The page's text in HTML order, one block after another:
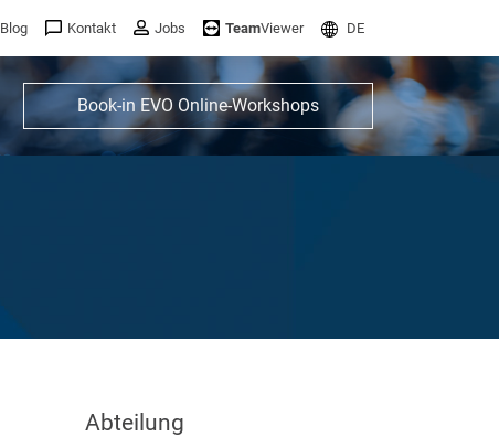
Blog Kontakt Jobs TeamViewer DE
Book-in EVO Online-Workshops
Abteilung